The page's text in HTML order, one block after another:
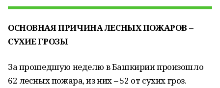
ОСНОВНАЯ ПРИЧИНА ЛЕСНЫХ ПОЖАРОВ –
СУХИЕ ГРОЗЫ
За прошедшую неделю в Башкирии произошло
62 лесных пожара, из них – 52 от сухих гроз.